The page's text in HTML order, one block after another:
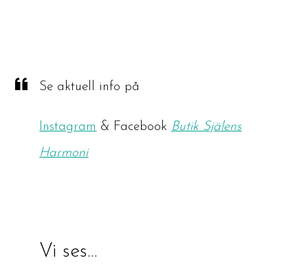
Se aktuell info på
Instagram & Facebook Butik Själens
Harmoni
Vi ses…